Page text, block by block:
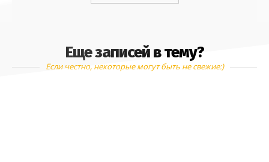
Еще записей в тему?
Если честно, некоторые могут быть не свежие:)